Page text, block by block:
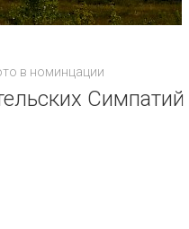
в номинцации
Симпатий